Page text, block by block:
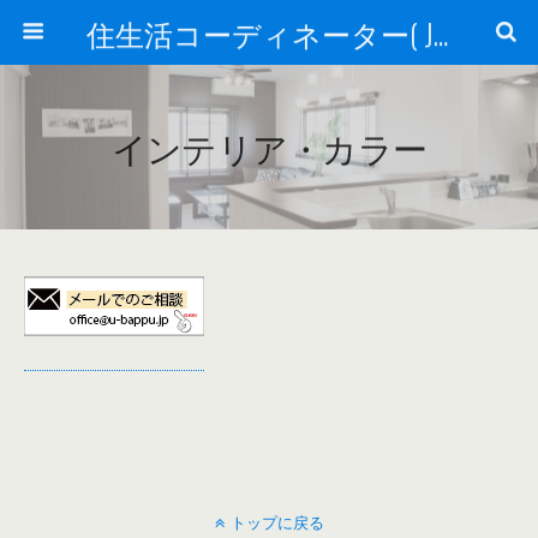
住生活コーディネーター( JSC )
インテリア・カラー
トップに戻る